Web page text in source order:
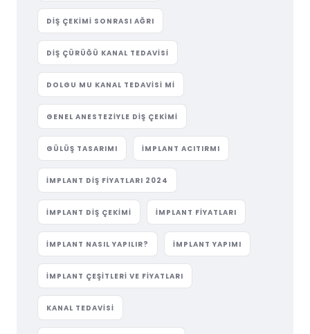
DIŞ ÇEKIMI SONRASI AĞRI
DIŞ ÇÜRÜĞÜ KANAL TEDAVISI
DOLGU MU KANAL TEDAVISI MI
GENEL ANESTEZIYLE DIŞ ÇEKIMI
GÜLÜŞ TASARIMI IMPLANT ACITIRMI
IMPLANT DIŞ FIYATLARI 2024
IMPLANT DIŞ ÇEKIMI IMPLANT FIYATLARI
IMPLANT NASIL YAPILIR? IMPLANT YAPIMI
IMPLANT ÇEŞITLERI VE FIYATLARI
KANAL TEDAVISI